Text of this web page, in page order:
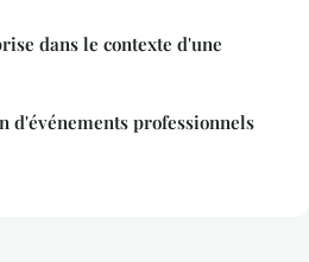
dans le contexte d'une
d'événements professionnels